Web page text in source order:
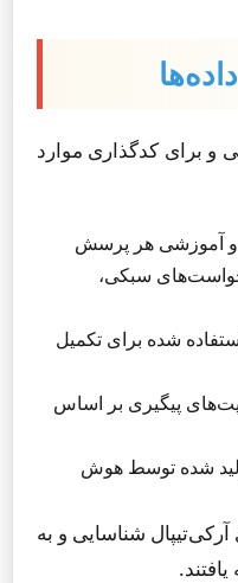
برای کدگذاری موارد
و آموزشی هر پرسش
سبکی،
شده برای تکمیل
پیگیری بر اساس
شده توسط هوش
شناسایی و به